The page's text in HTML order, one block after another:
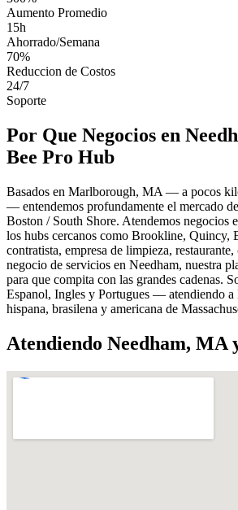
Aumento Promedio
15h
Ahorrado/Semana
70%
Reduccion de Costos
24/7
Soporte
Por Que Negocios en
Bee Pro Hub
Basados en Marlborough, MA — a pocos
— entendemos profundamente el mercado
Boston / South Shore. Atendemos negocios
los hubs cercanos como Brookline, Quincy,
contratista, empresa de limpieza,
negocio de servicios en Needham, nuestra
para que compita con las grandes cadenas.
Espanol, Ingles y Portugues — atendiendo a
hispana, brasilena y americana de
Atendiendo Needham, MA